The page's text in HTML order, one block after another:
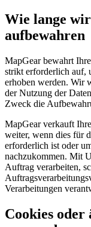
Wie lange wir
aufbewahren
MapGear bewahrt
strikt erforderlich auf,
erhoben werden. Wir
der Nutzung der
Zweck die
MapGear verkauft
weiter, wenn dies für
erforderlich ist oder
nachzukommen. Mit
Auftrag verarbeiten,
Verarbeitungen
Cookies